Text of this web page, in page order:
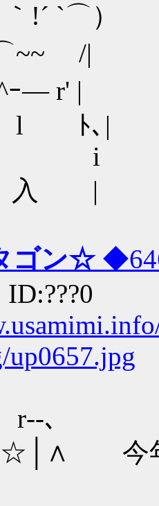
`⌒）
/|
― r' |
ﾄ､|
i
|
ゴン☆
､
年もタ